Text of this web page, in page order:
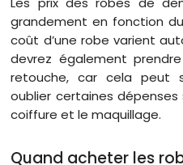
grandement en fonction
coût d’une robe varient
devrez également
retouche, car cela peut
oublier certaines
coiffure et le maquillage.
Quand acheter les